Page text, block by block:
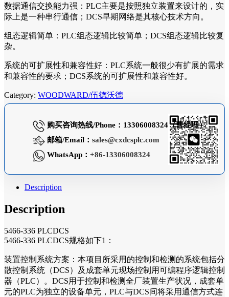
数据通信交换能力强：PLC主要是按照独立装置来设计的，实
际上是一种串行通信；DCS早期网络是其核心技术方向。
组态逻辑简单：PLC组态逻辑比较简单；DCS组态逻辑比较复
杂。
系统的可扩展性和兼容性好：PLC系统一般很少有扩展的需求
和兼容性的要求；DCS系统的可扩展性和兼容性好。
Category: WOODWARD/伍德沃德
购买咨询热线/Phone：13306008324（曹经理）
邮箱/Email： sales@cxdcsplc.com
WhatsApp： +86-13306008324
Description
Description
5466-336 PLCDCS
5466-336 PLCDCS规格如下1：
装置控制系统方案：本项目所采用的控制和检测的系统包括分
散控制系统（DCS）及成套单元现场控制用可编程序逻辑控制
器（PLC）。DCS用于控制和检测全厂装置生产状况，成套单
元的PLC为独立的设备单元，PLC与DCS间将采用通信方式连